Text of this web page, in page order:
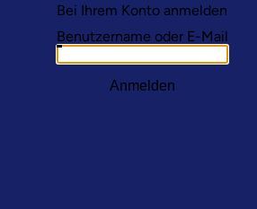
Bei Ihrem Konto anmelden
Benutzername oder E-Mail
Anmelden